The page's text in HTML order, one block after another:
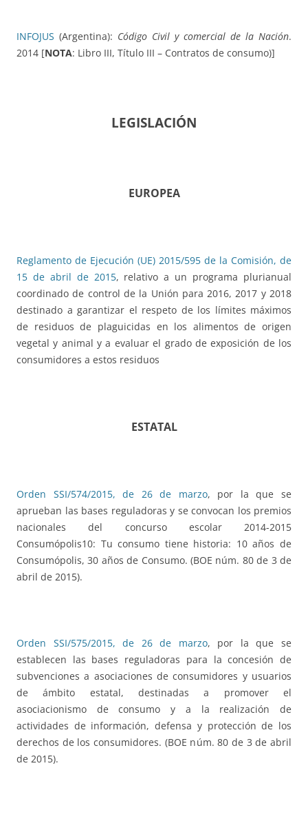
INFOJUS (Argentina): Código Civil y comercial de la Nación.
2014 [NOTA: Libro III, Título III – Contratos de consumo)]
LEGISLACIÓN
EUROPEA
Reglamento de Ejecución (UE) 2015/595 de la Comisión, de
15 de abril de 2015, relativo a un programa plurianual
coordinado de control de la Unión para 2016, 2017 y 2018
destinado a garantizar el respeto de los límites máximos
de residuos de plaguicidas en los alimentos de origen
vegetal y animal y a evaluar el grado de exposición de los
consumidores a estos residuos
ESTATAL
Orden SSI/574/2015, de 26 de marzo, por la que se
aprueban las bases reguladoras y se convocan los premios
nacionales del concurso escolar 2014-2015
Consumópolis10: Tu consumo tiene historia: 10 años de
Consumópolis, 30 años de Consumo. (BOE núm. 80 de 3 de
abril de 2015).
Orden SSI/575/2015, de 26 de marzo, por la que se
establecen las bases reguladoras para la concesión de
subvenciones a asociaciones de consumidores y usuarios
de ámbito estatal, destinadas a promover el
asociacionismo de consumo y a la realización de
actividades de información, defensa y protección de los
derechos de los consumidores. (BOE núm. 80 de 3 de abril
de 2015).